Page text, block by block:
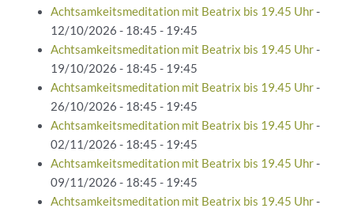
Achtsamkeitsmeditation mit Beatrix bis 19.45 Uhr-
12/10/2026 - 18:45 - 19:45
Achtsamkeitsmeditation mit Beatrix bis 19.45 Uhr-
19/10/2026 - 18:45 - 19:45
Achtsamkeitsmeditation mit Beatrix bis 19.45 Uhr-
26/10/2026 - 18:45 - 19:45
Achtsamkeitsmeditation mit Beatrix bis 19.45 Uhr-
02/11/2026 - 18:45 - 19:45
Achtsamkeitsmeditation mit Beatrix bis 19.45 Uhr-
09/11/2026 - 18:45 - 19:45
Achtsamkeitsmeditation mit Beatrix bis 19.45 Uhr-